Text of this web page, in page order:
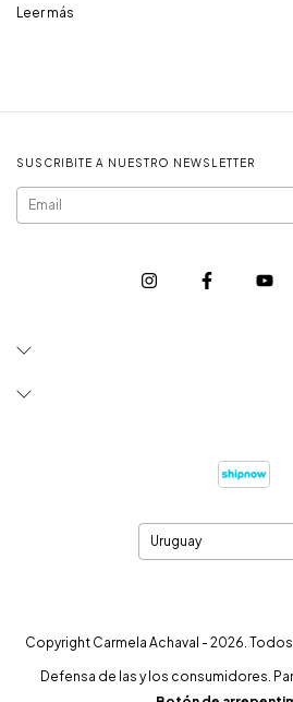
Leer más
SUSCRIBITE A NUESTRO NEWSLETTER
Copyright Carmela Achaval - 2026.
Defensa de las y los consumidores.